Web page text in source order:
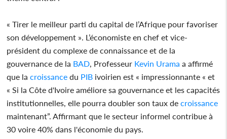
« Tirer le meilleur parti du capital de l’Afrique pour favoriser
son développement ». L’économiste en chef et vice-
président du complexe de connaissance et de la
gouvernance de la BAD , Professeur Kevin Urama a affirmé
que lacroissance du PIB ivoirien est « impressionnante « et
« Si la Côte d'Ivoire améliore sa gouvernance et les capacités
institutionnelles, elle pourra doubler son taux decroissance
maintenant”. Affirmant que le secteur informel contribue à
30 voire 40% dans l'économie du pays.